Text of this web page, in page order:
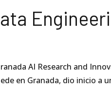
AI Research and
en Granada, dio inicio a